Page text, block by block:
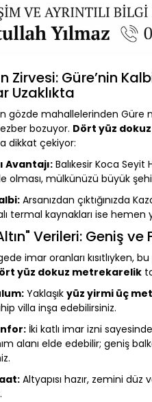
Zirvesi: Güre’nin
Uzaklıkta
gözde mahallelerinden Güre
bozuyor. Dört yüz
dikkat çekiyor:
Avantajı:Balıkesir Koca Seyit
olması, mülkünüzü büyük
Arsanızdan çıktığınızda
termal kaynakları ise hemen
Verileri: Geniş
imar oranları kısıtlıyken,
yüz dokuz metrekarelik
Yaklaşık yüz yirmi üç
villa inşa edebilirsiniz.
İki katlı imar izni
alanı elde edebilir; geniş
Altyapısı hazır, zemini